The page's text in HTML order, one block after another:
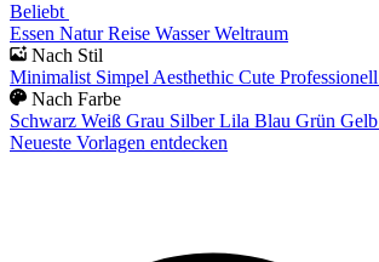
Beliebt
Essen Natur Reise Wasser Weltraum
Nach Stil
Minimalist Simpel Aesthethic Cute Professionell
Nach Farbe
Schwarz Weiß Grau Silber Lila Blau Grün Gelb
Neueste Vorlagen entdecken